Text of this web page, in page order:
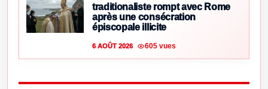
traditionaliste rompt avec Rome
après une consécration
épiscopale illicite
6 AOÛT 2026 605 vues